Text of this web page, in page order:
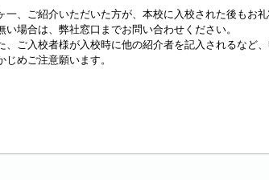
一、ご紹介いただいた方が、本校に入校された後もお
い場合は、弊社窓口までお問い合わせください。
、ご入校者様が入校時に他の紹介者を記入されるなど
じめご注意願います。